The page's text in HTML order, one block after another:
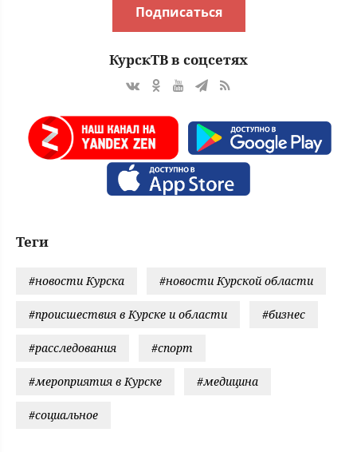
Подписаться
КурскТВ в соцсетях
Теги
#новости Курска #новости Курской области
#происшествия в Курске и области #бизнес
#расследования #спорт
#мероприятия в Курске #медицина
#социальное